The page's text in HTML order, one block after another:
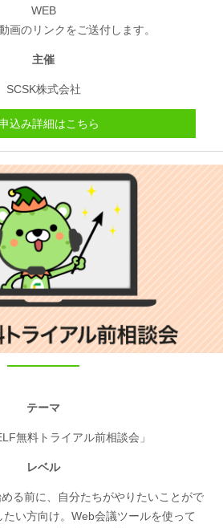
WEB
画のリンクをご送付します。
主催
SCSK株式会社
込み詳細はこちら
テーマ
無料トライアル前相談会」
レベル
る前に、自分たちがやりたいことがで
い方向け。Web会議ツールを使って